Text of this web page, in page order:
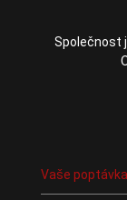
Společnost
Vaše poptávka